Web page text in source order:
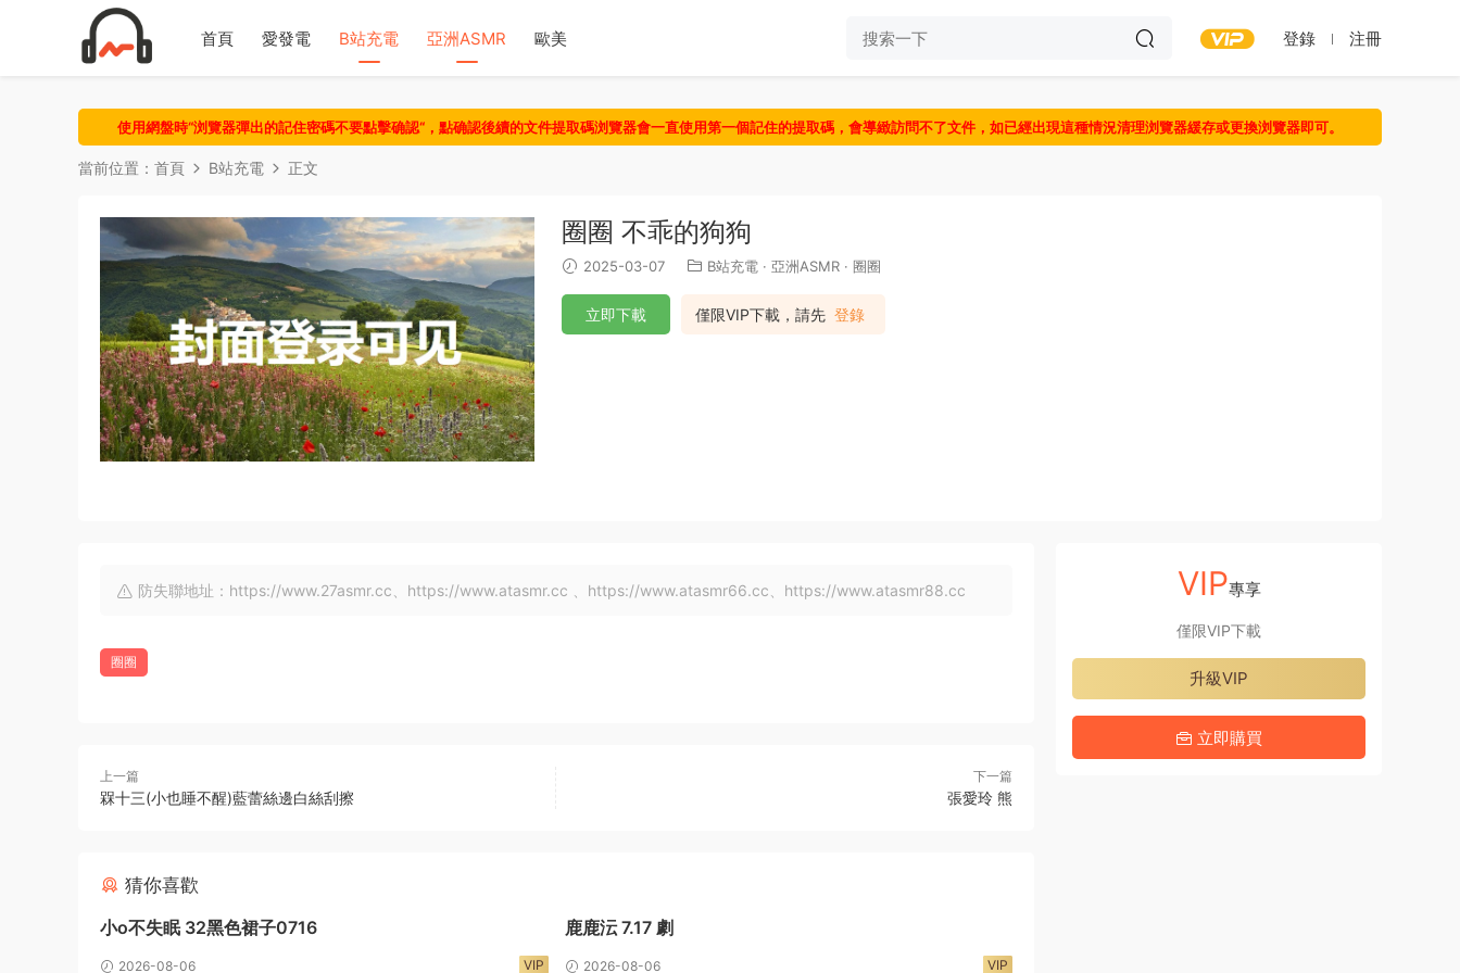
首頁 愛發電 B站充電 亞洲ASMR 歐美 登錄 注冊
使用網盤時“浏覽器彈出的記住密碼不要點擊确認“，點确認後續的文件提取碼浏覽器會一直使用第一個記住的提取碼，會導緻訪問不了文件，如已經出現這種情況清理浏覽器緩存或更換浏覽器即可。
當前位置： 首頁 B站充電 正文
圈圈 不乖的狗狗
2025-03-07 B站充電 · 亞洲ASMR · 圈圈
僅限VIP下載，請先 登錄
立即下載
防失聯地址：https://www.27asmr.cc、https://www.atasmr.cc 、https://www.atasmr66.cc、https://www.atasmr88.cc
圈圈
上一篇
槑十三(小也睡不醒)藍蕾絲邊白絲刮擦
下一篇
張愛玲 熊
猜你喜歡
小o不失眠 32黑色裙子0716
2026-08-06 VIP
鹿鹿沄 7.17 劇
2026-08-06 VIP
VIP專享
僅限VIP下載
升級VIP
立即購買